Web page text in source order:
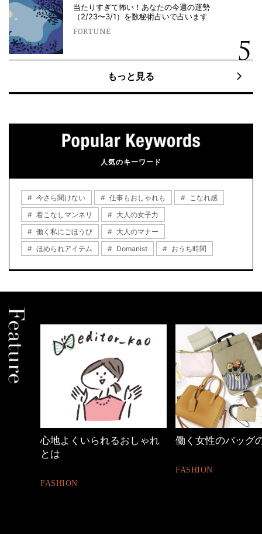
当たりすぎて怖い！あなたの今週の運勢
（2/23〜3/1）を数秘術占いで占います
FORTUNE
もっと見る
人気のキーワード
今さら聞けない 仕事もおしゃれも
こなれ感
着こなしマンネリ
大人の女子力
働く私にごほうび
大人のマナー
ほめられアイテム
Domanist おうち時間
働く女性のバッグの中身 40代の小顔メイク
BEAUTY